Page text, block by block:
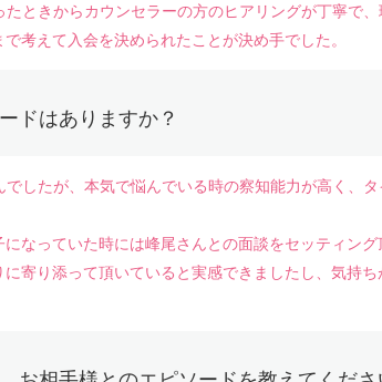
ときからカウンセラーの方のヒアリングが丁寧で
考えて入会を決められたことが決め手でした。
ドはありますか？
したが、本気で悩んでいる時の察知能力が高く、
なっていた時には峰尾さんとの面談をセッティン
寄り添って頂いていると実感できましたし、気持